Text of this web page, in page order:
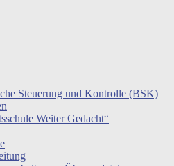
Steuerung und Kontrolle (BSK)
Weiter Gedacht“